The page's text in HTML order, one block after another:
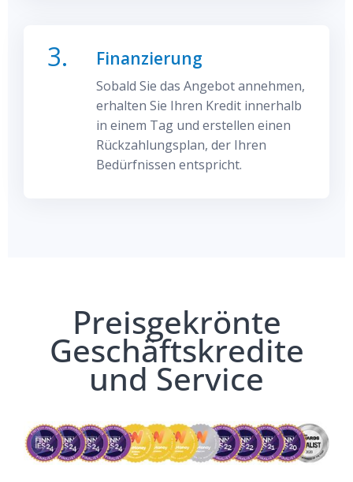
3. Finanzierung
Sobald Sie das Angebot annehmen,
erhalten Sie Ihren Kredit innerhalb
in einem Tag und erstellen einen
Rückzahlungsplan, der Ihren
Bedürfnissen entspricht.
Preisgekrönte
Geschäftskredite
und Service